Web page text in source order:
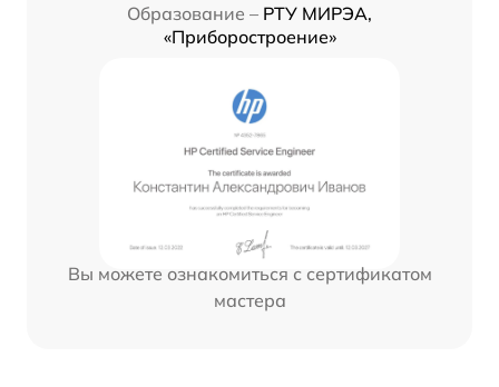
Образование – РТУ МИРЭА,
«Приборостроение»
Вы можете ознакомиться с сертификатом
мастера